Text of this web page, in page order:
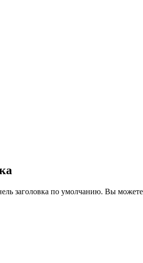
заголовка по умолчанию. Вы можете